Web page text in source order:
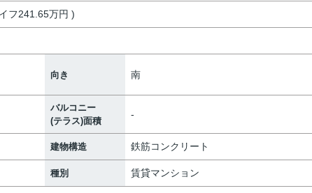
フ241.65万円 )
向き 南
バルコニー
(テラス)面積
-
建物構造 鉄筋コンクリート
種別 賃貸マンション